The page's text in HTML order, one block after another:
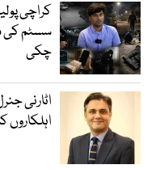
کراچی
سسٹم کی
چکی
اٹارنی